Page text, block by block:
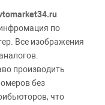
по
Все изображения
производить
без
что